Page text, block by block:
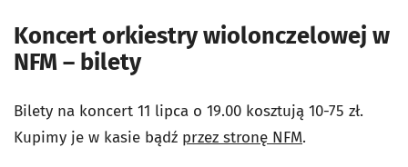
Koncert orkiestry wiolonczelowej w
NFM – bilety
Bilety na koncert 11 lipca o 19.00 kosztują 10-75 zł.
Kupimy je w kasie bądź przez stronę NFM.